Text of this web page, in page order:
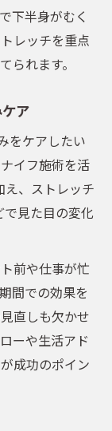
下半身がむく
レッチを重点
られます。
ア
をケアしたい
イフ施術を活
え、ストレッチ
見た目の変化
前や仕事が忙
間での効果を
直しも欠かせ
ーや生活アド
成功のポイン